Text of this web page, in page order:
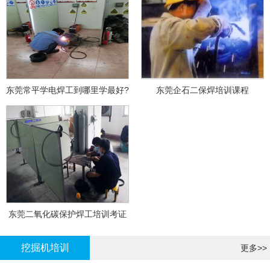
东莞常平学电焊工到哪里学最好? 东莞企石二保焊培训课程
东莞二氧化碳保护焊工培训考证
挖掘机培训 更多>>